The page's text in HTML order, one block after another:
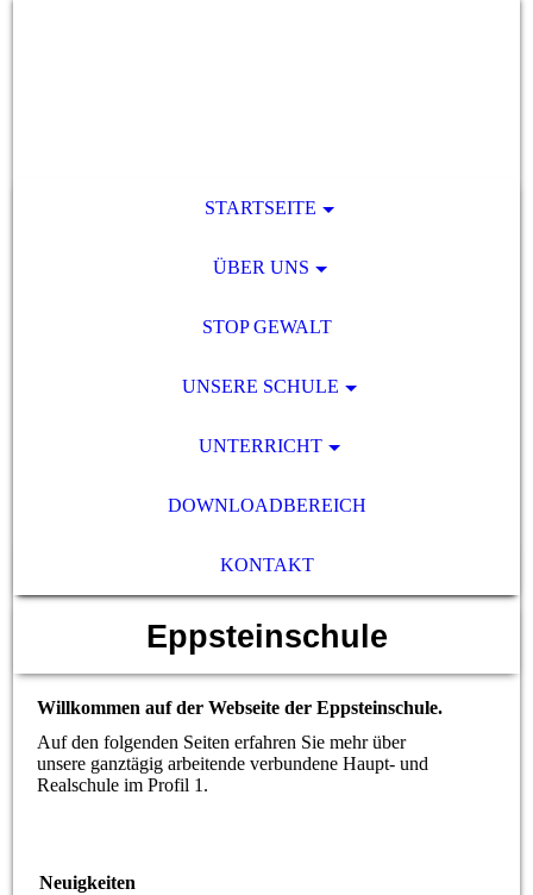
STARTSEITE
ÜBER UNS
STOP GEWALT
UNSERE SCHULE
UNTERRICHT
DOWNLOADBEREICH
KONTAKT
Eppsteinschule
Willkommen auf der Webseite der Eppsteinschule.
Auf den folgenden Seiten erfahren Sie mehr über
unsere ganztägig arbeitende verbundene Haupt- und
Realschule im Profil 1.
Neuigkeiten